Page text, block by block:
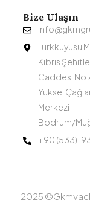
Bize Ulaşın
Türkkuyusu
Kıbrıs
Caddesi No
Yüksel
Merkezi
Bodrum/
+90 (533)
2025